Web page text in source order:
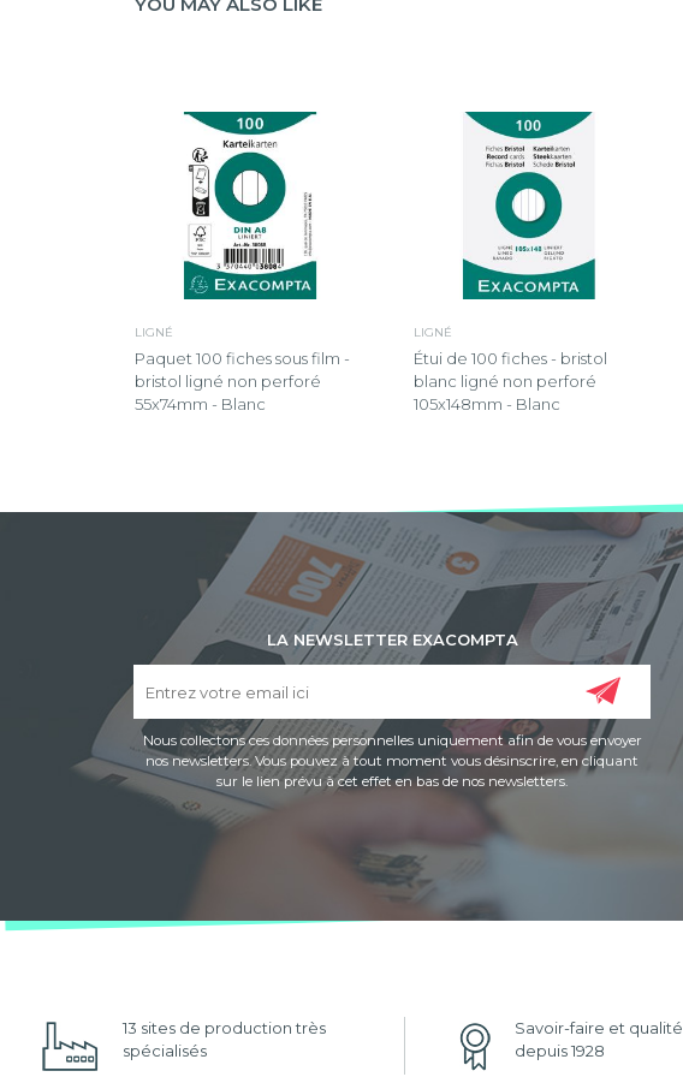
LIGNÉ
Paquet 100 fiches sous film -
bristol ligné non perforé
55x74mm - Blanc
LIGNÉ
Étui de 100 fiches - bristol
blanc ligné non perforé
105x148mm - Blanc
LA NEWSLETTER EXACOMPTA
Nous collectons ces données personnelles uniquement afin de vous envoyer
nos newsletters. Vous pouvez à tout moment vous désinscrire, en cliquant
sur le lien prévu à cet effet en bas de nos newsletters.
13 sites de production très
spécialisés
Savoir-faire et qualité
depuis 1928